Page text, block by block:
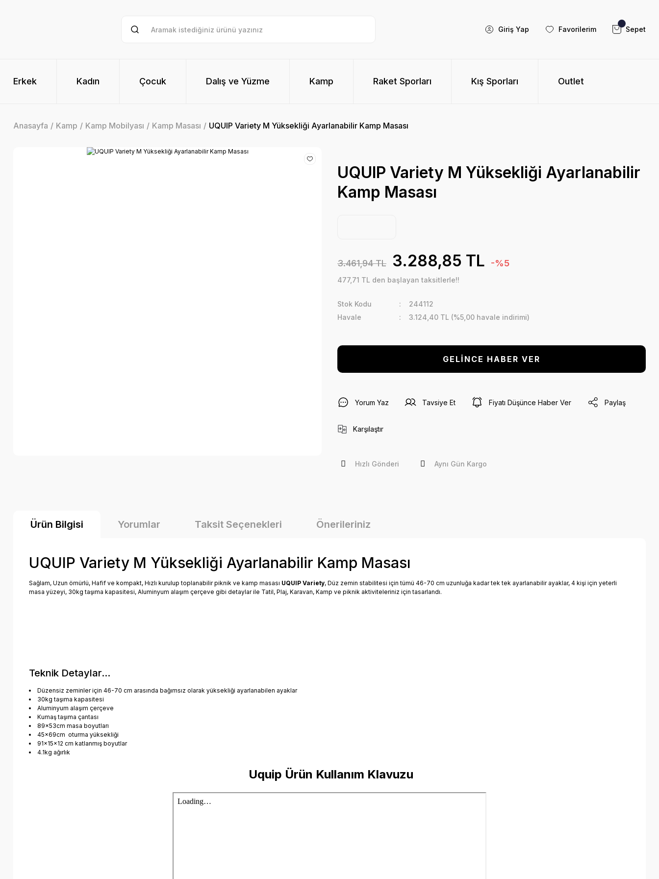
Giriş Yap Favorilerim Sepet
Erkek Kadın Çocuk Dalış ve Yüzme Kamp Raket Sporları Kış Sporları Outlet
Anasayfa Kamp Kamp Mobilyası Kamp Masası UQUIP Variety M Yüksekliği Ayarlanabilir Kamp Masası
UQUIP Variety M Yüksekliği Ayarlanabilir
Kamp Masası
3.461,94 TL 3.288,85 TL -%5
477,71 TL den başlayan taksitlerle!!
Stok Kodu
244112
Havale
3.124,40 TL (%5,00 havale indirimi)
GELİNCE HABER VER
Yorum Yaz Tavsiye Et Fiyatı Düşünce Haber Ver Paylaş
Karşılaştır
Hızlı Gönderi Aynı Gün Kargo
Ürün Bilgisi Yorumlar Taksit Seçenekleri Önerileriniz
UQUIP Variety M Yüksekliği Ayarlanabilir Kamp Masası
Sağlam, Uzun ömürlü, Hafif ve kompakt, Hızlı kurulup toplanabilir piknik ve kamp masası UQUIP Variety, Düz zemin stabilitesi için tümü 46-70 cm uzunluğa kadar tek tek ayarlanabilir ayaklar, 4 kişi için yeterli
masa yüzeyi, 30kg taşıma kapasitesi, Aluminyum alaşım çerçeve gibi detaylar ile Tatil, Plaj, Karavan, Kamp ve piknik aktiviteleriniz için tasarlandı.
Teknik Detaylar...
Düzensiz zeminler için 46-70 cm arasında bağımsız olarak yüksekliği ayarlanabilen ayaklar
30kg taşıma kapasitesi
Aluminyum alaşım çerçeve
Kumaş taşıma çantası
89x53cm masa boyutları
45x69cm oturma yüksekliği
91x15x12 cm katlanmış boyutlar
4.1kg ağırlık
Uquip Ürün Kullanım Klavuzu